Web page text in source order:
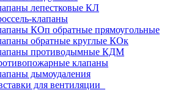
лепестковые КЛ
клапаны
КОп обратные прямоугольные
обратные круглые КОк
противодымные КДМ
клапаны
дымоудаления
для вентиляции